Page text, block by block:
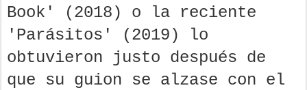
Book' (2018) o la reciente
'Parásitos' (2019) lo
obtuvieron justo después de
que su guion se alzase con el